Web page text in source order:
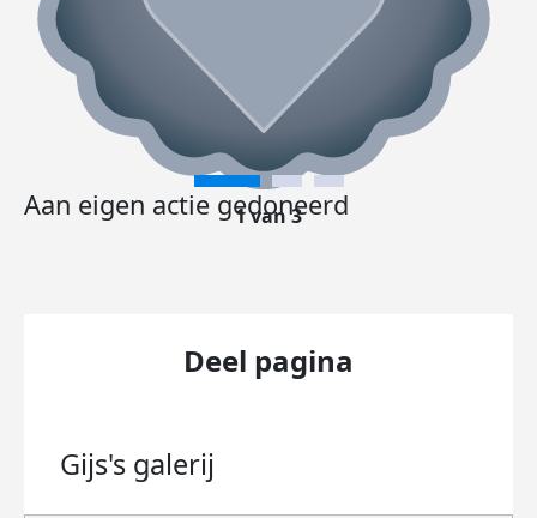
Aan eigen actie gedoneerd
1 van 3
Deel pagina
Gijs's galerij